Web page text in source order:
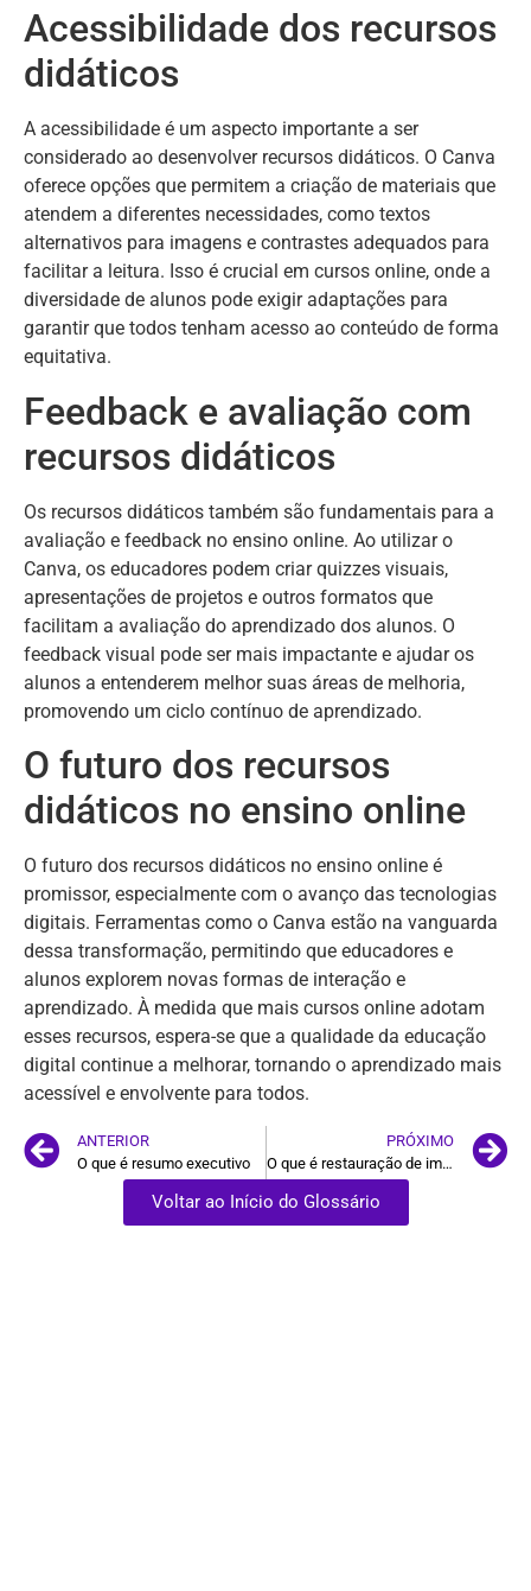
Acessibilidade dos recursos
didáticos
A acessibilidade é um aspecto importante a ser
considerado ao desenvolver recursos didáticos. O Canva
oferece opções que permitem a criação de materiais que
atendem a diferentes necessidades, como textos
alternativos para imagens e contrastes adequados para
facilitar a leitura. Isso é crucial em cursos online, onde a
diversidade de alunos pode exigir adaptações para
garantir que todos tenham acesso ao conteúdo de forma
equitativa.
Feedback e avaliação com
recursos didáticos
Os recursos didáticos também são fundamentais para a
avaliação e feedback no ensino online. Ao utilizar o
Canva, os educadores podem criar quizzes visuais,
apresentações de projetos e outros formatos que
facilitam a avaliação do aprendizado dos alunos. O
feedback visual pode ser mais impactante e ajudar os
alunos a entenderem melhor suas áreas de melhoria,
promovendo um ciclo contínuo de aprendizado.
O futuro dos recursos
didáticos no ensino online
O futuro dos recursos didáticos no ensino online é
promissor, especialmente com o avanço das tecnologias
digitais. Ferramentas como o Canva estão na vanguarda
dessa transformação, permitindo que educadores e
alunos explorem novas formas de interação e
aprendizado. À medida que mais cursos online adotam
esses recursos, espera-se que a qualidade da educação
digital continue a melhorar, tornando o aprendizado mais
acessível e envolvente para todos.
ANTERIOR
O que é resumo executivo
PRÓXIMO
O que é restauração de imagem
Voltar ao Início do Glossário